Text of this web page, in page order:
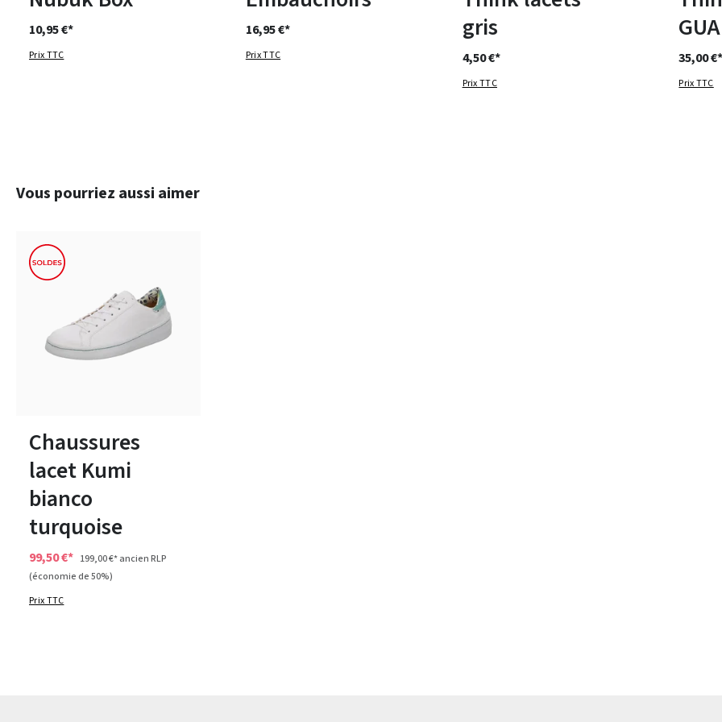
10,95 €*
Prix TTC
16,95 €*
Prix TTC
gris
4,50 €*
Prix TTC
35,00
Prix TTC
Ignorer la galerie de produits
Vous pourriez aussi aimer
Chaussures
lacet Kumi
bianco
turquoise
99,50 €* 199,00 €*ancien RLP
(économie de 50%)
Prix TTC